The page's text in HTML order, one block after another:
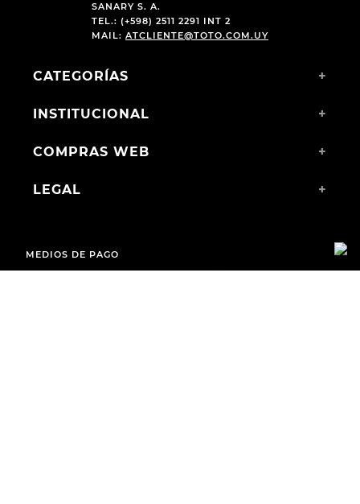
SANARY S. A.
TEL.: (+598) 2511 2291 INT 2
MAIL: ATCLIENTE@TOTO.COM.UY
CATEGORÍAS +
INSTITUCIONAL +
COMPRAS WEB +
LEGAL +
MEDIOS DE PAGO